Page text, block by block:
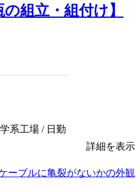
組立・組付け】
系工場 / 日勤
詳細を表示